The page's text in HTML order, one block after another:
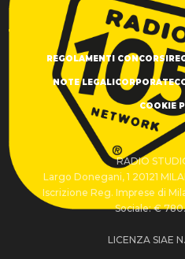
REGOLAMENTI CONCORSI
NOTE LEGALICORPORATE
COOKIE
RADIO
Largo Donegani, 1 20121
Iscrizione Reg. Imprese di
Sociale: €
LICENZA SIAE